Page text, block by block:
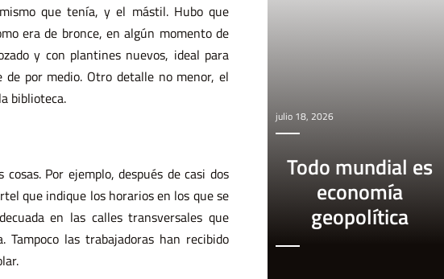
que tenía, y el mástil. Hubo que
era de bronce, en algún momento de
y con plantines nuevos, ideal para
por medio. Otro detalle no menor, el
biblioteca.
Por ejemplo, después de casi dos
que indique los horarios en los que se
en las calles transversales que
las trabajadoras han recibido
julio 18, 2026
Todo mundial es
economía
geopolítica